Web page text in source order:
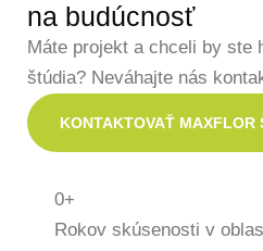
na budúcnosť
Máte projekt a chceli by ste
štúdia? Neváhajte nás
KONTAKTOVAŤ MAXFLOR
0+
Rokov skúsenosti v